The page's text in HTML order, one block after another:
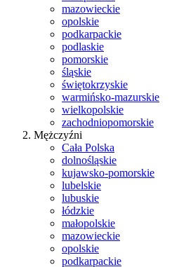
mazowieckie
opolskie
podkarpackie
podlaskie
pomorskie
śląskie
świętokrzyskie
warmińsko-mazurskie
wielkopolskie
zachodniopomorskie
Mężczyźni
Cała Polska
dolnośląskie
kujawsko-pomorskie
lubelskie
lubuskie
łódzkie
małopolskie
mazowieckie
opolskie
podkarpackie